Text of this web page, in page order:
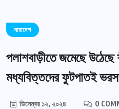
সারাদেশ
পলাশবাড়ীতে জমেছে উঠেছে
মধ্যবিত্তদের ফুটপাতই
ডিসেম্বর ১২, ২০২৪ 0